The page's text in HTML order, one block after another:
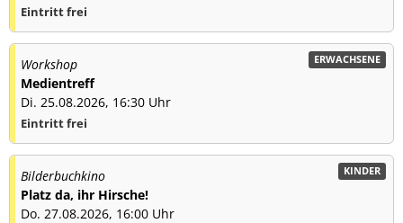
Eintritt frei
ERWACHSENE
Workshop
Medientreff
Di. 25.08.2026, 16:30 Uhr
Eintritt frei
KINDER
Bilderbuchkino
Platz da, ihr Hirsche!
Do. 27.08.2026, 16:00 Uhr